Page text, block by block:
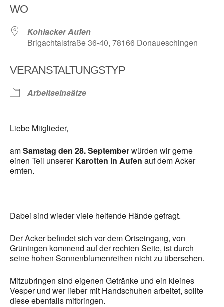
WO
Kohlacker Aufen
Brigachtalstraße 36-40, 78166 Donaueschingen
VERANSTALTUNGSTYP
Arbeitseinsätze
Liebe Mitglieder,
amSamstag den 28. Septemberwürden wir gerne
einen Teil unsererKarotten in Aufen auf dem Acker
ernten.
Dabei sind wieder viele helfende Hände gefragt.
Der Acker befindet sich vor dem Ortseingang, von
Grüningen kommend auf der rechten Seite, ist durch
seine hohen Sonnenblumenreihen nicht zu übersehen.
Mitzubringen sind eigenen Getränke und ein kleines
Vesper und wer lieber mit Handschuhen arbeitet, sollte
diese ebenfalls mitbringen.